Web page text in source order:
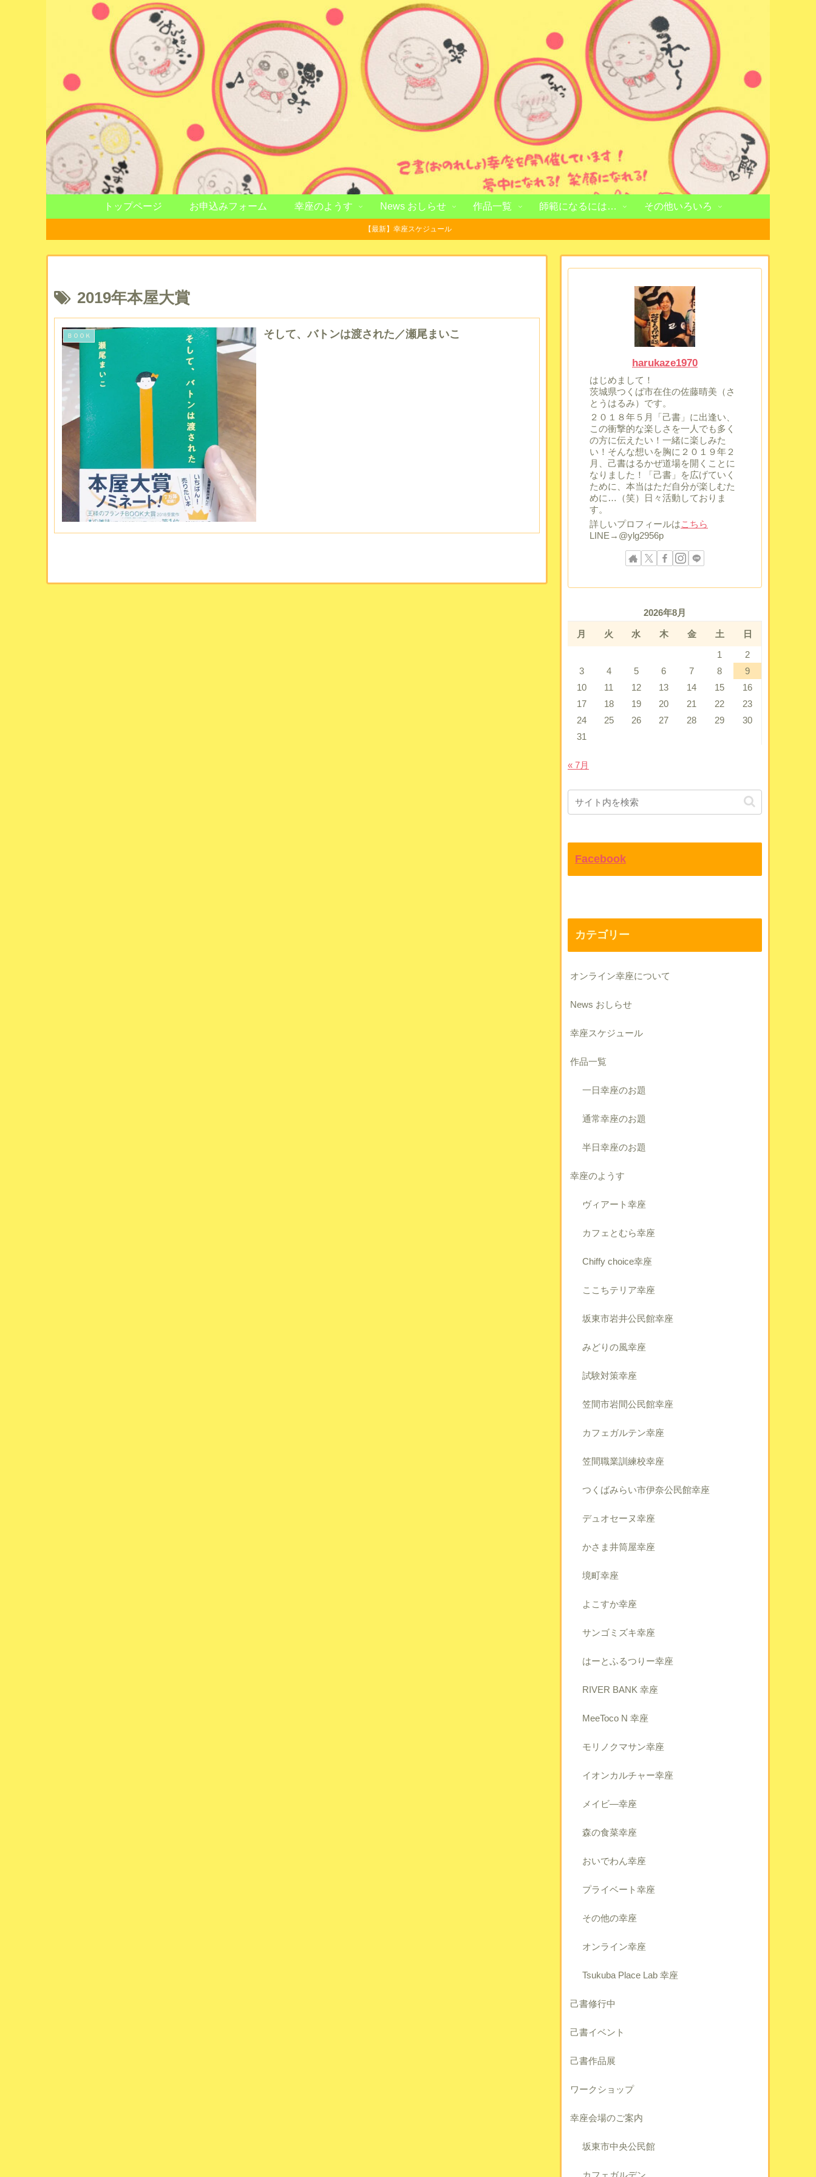
トップページ お申込みフォーム 幸座のようす News おしらせ 作品一覧 師範になるには… その他いろいろ
【最新】幸座スケジュール
2019年本屋大賞
ＢＯＯＫ そして、バトンは渡された／瀬尾まいこ
harukaze1970
はじめまして！
茨城県つくば市在住の佐藤晴美（さ
とうはるみ）です。
２０１８年５月「己書」に出逢い、
この衝撃的な楽しさを一人でも多く
の方に伝えたい！一緒に楽しみた
い！そんな想いを胸に２０１９年２
月、己書はるかぜ道場を開くことに
なりました！「己書」を広げていく
ために、本当はただ自分が楽しむた
めに…（笑）日々活動しておりま
す。
詳しいプロフィールはこちら
LINE→@ylg2956p
2026年8月
月 火 水 木 金 土
日
1
2
3
4 5 6 7 8
9
10
11 12 13 14 15
16
17
18 19 20 21 22
23
24
25 26 27 28 29
30
31
« 7月
Facebook
カテゴリー
オンライン幸座について
News おしらせ
幸座スケジュール
作品一覧
一日幸座のお題
通常幸座のお題
半日幸座のお題
幸座のようす
ヴィアート幸座
カフェとむら幸座
Chiffy choice幸座
ここちテリア幸座
坂東市岩井公民館幸座
みどりの風幸座
試験対策幸座
笠間市岩間公民館幸座
カフェガルテン幸座
笠間職業訓練校幸座
つくばみらい市伊奈公民館幸座
デュオセーヌ幸座
かさま井筒屋幸座
境町幸座
よこすか幸座
サンゴミズキ幸座
はーとふるつりー幸座
RIVER BANK 幸座
MeeToco N 幸座
モリノクマサン幸座
イオンカルチャー幸座
メイビ―幸座
森の食菜幸座
おいでわん幸座
プライベート幸座
その他の幸座
オンライン幸座
Tsukuba Place Lab 幸座
己書修行中
己書イベント
己書作品展
ワークショップ
幸座会場のご案内
坂東市中央公民館
カフェガルデン